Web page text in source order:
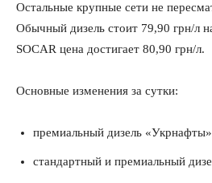
Остальные крупные сети не
Обычный дизель стоит 79,90 грн/л
SOCAR цена достигает 80,90 грн/л.
Основные изменения за сутки:
премиальный дизель
стандартный и премиальный